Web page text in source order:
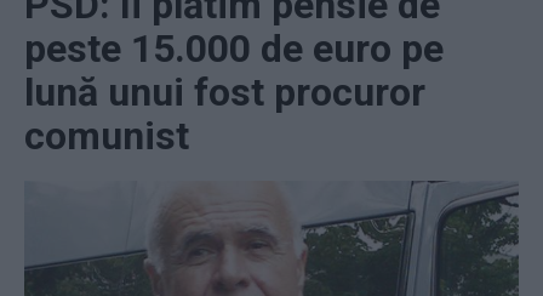
peste 15.000 de euro pe
lună unui fost procuror
comunist